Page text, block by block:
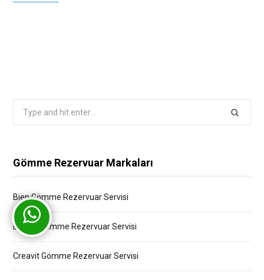
Gömme Rezervuar Markaları
Bien Gömme Rezervuar Servisi
Bocchi Gömme Rezervuar Servisi
Creavit Gömme Rezervuar Servisi